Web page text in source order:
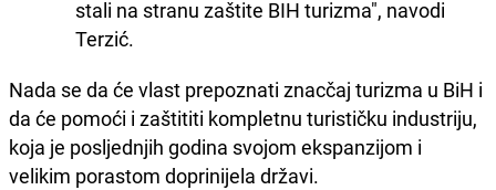
stali na stranu zaštite BIH turizma", navodi
Terzić.
Nada se da će vlast prepoznati znacčaj turizma u BiH i
da će pomoći i zaštititi kompletnu turističku industriju,
koja je posljednjih godina svojom ekspanzijom i
velikim porastom doprinijela državi.